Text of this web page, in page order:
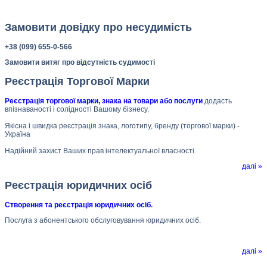
Замовити довідку про несудимість
+38 (099) 655-0-566
Замовити витяг про відсутність судимості
Реєстрація Торгової Марки
Реєстрація торгової марки, знака на товари або послуги додасть
впізнаваності і солідності Вашому бізнесу.
Якісна і швидка реєстрація знака, логотипу, бренду (торгової марки) -
Україна
Надійний захист Ваших прав інтелектуальної власності.
далі »
Реєстрація юридичних осіб
Створення та реєстрація юридичних осіб.
Послуга з абонентського обслуговування юридичних осіб.
далі »